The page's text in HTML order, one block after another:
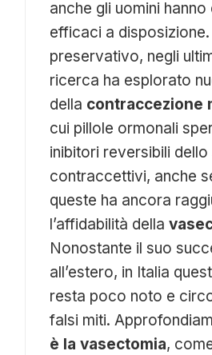
anche gli uomini hanno
efficaci a disposizione.
preservativo, negli
ricerca ha esplorato
della contraccezione
cui pillole ormonali
inibitori reversibili
contraccettivi, anche
queste ha ancora
l’affidabilità della
Nonostante il suo
all’estero, in Italia
resta poco noto e
falsi miti.
è la vasectomia,